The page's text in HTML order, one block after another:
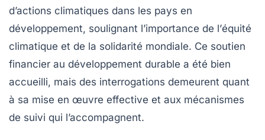
d’actions climatiques dans les pays en
développement, soulignant l’importance de l’équité
climatique et de la solidarité mondiale. Ce soutien
financier au développement durable a été bien
accueilli, mais des interrogations demeurent quant
à sa mise en œuvre effective et aux mécanismes
de suivi qui l’accompagnent.